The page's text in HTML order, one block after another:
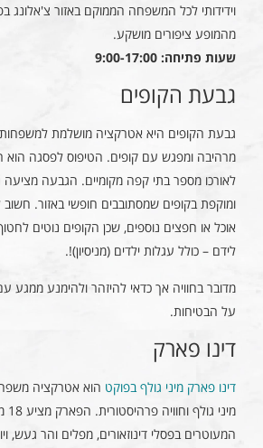
וידידותי לכל המשפחה הממוקם באזור צ'אלונג
מהמופע ציפורים מושקע.
שעות פתיחה: 9:00-17:00
גבעת הקופים
גבעת הקופים היא אטרקציה מושלמת
מרהיבה ומפגש עם קופים. הטיפוס לפסגה הוא
לאורכו מספר בתי קפה מקומיים. הגבעה מציעה
ומוקפת בקופים שמסתובבים חופשי באזור. חשוב
אוכל או חפצים נוספים, שכן הקופים נוטים
לידם – כולל עגלות ילדים (מניסיון)!.
מדובר בחוויה אך כדאי להיזהר ולהימנע ממגע
על הבטיחות.
דינו פארק
דינו פארק מיני גולף בפוקט הוא אטרקציה
המעוטרים בפסלי דינוזאורים, מפלים והר געש,